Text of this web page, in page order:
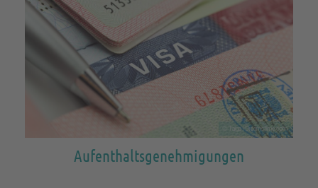
© Taiga | Dreamstime.com
Aufenthaltsgenehmigungen